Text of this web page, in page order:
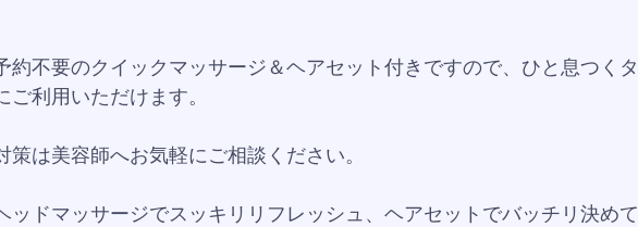
約不要のクイックマッサージ＆ヘアセット付きですので、ひと息つくタ
ご利用いただけます。
策は美容師へお気軽にご相談ください。
ッドマッサージでスッキリリフレッシュ、ヘアセットでバッチリ決めて